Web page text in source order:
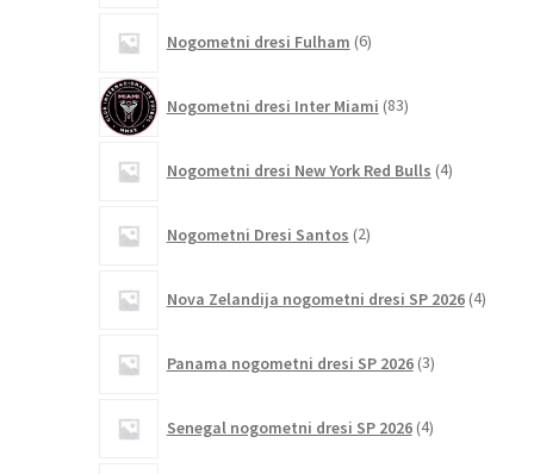
Nogometni dresi Fulham 6izdelkov
Nogometni dresi Inter Miami 83izdelkov
Nogometni dresi New York Red Bulls 4izdelki
Nogometni Dresi Santos 2izdelka
Nova Zelandija nogometni dresi SP 2026 4izdelki
Panama nogometni dresi SP 2026 3izdelki
Senegal nogometni dresi SP 2026 4izdelki